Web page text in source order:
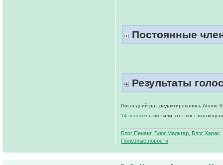
Постоянные
Результаты
Последний раз редактировалось Atomic
14 человек отметили этот пост как
Блог Пенанг, Блог Мельгар Блог Харас
Полезные новости